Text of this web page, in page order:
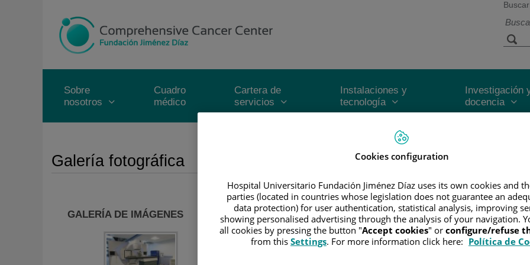
contenido
Buscar
Sobre
nosotros
Cuadro
médico
Cartera de
servicios
Instalaciones y
tecnología
Investigación
docencia
Galería fotográfica
GALERÍA DE IMÁGENES
Cookies configuration
Hospital Universitario Fundación Jiménez Díaz uses its own cookies and
parties (located in countries whose legislation does not guarantee an
data protection) for user authentication, statistical analysis, improving
showing personalised advertising through the analysis of your navigation.
all cookies by pressing the button "Accept cookies" or configure/refuse
from this Settings. For more information click here: Política de